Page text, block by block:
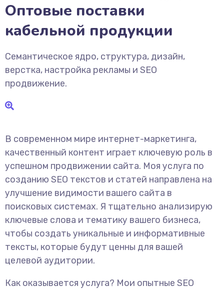
Оптовые поставки
кабельной продукции
Семантическое ядро, структура, дизайн,
верстка, настройка рекламы и SEO
продвижение.
В современном мире интернет-маркетинга,
качественный контент играет ключевую роль в
успешном продвижении сайта. Моя услуга по
созданию SEO текстов и статей направлена на
улучшение видимости вашего сайта в
поисковых системах. Я тщательно анализирую
ключевые слова и тематику вашего бизнеса,
чтобы создать уникальные и информативные
тексты, которые будут ценны для вашей
целевой аудитории.
Как оказывается услуга? Мои опытные SEO